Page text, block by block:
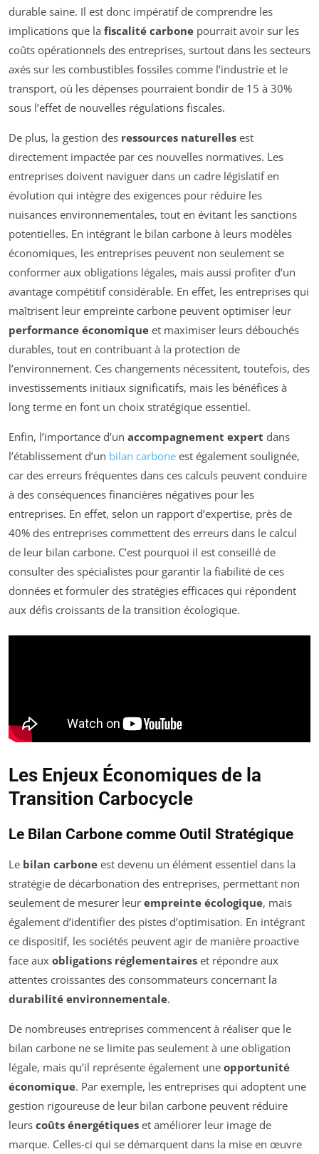
durable saine. Il est donc impératif de comprendre les
implications que la fiscalité carbone pourrait avoir sur les
coûts opérationnels des entreprises, surtout dans les secteurs
axés sur les combustibles fossiles comme l’industrie et le
transport, où les dépenses pourraient bondir de 15 à 30%
sous l’effet de nouvelles régulations fiscales.
De plus, la gestion des ressources naturelles est
directement impactée par ces nouvelles normatives. Les
entreprises doivent naviguer dans un cadre législatif en
évolution qui intègre des exigences pour réduire les
nuisances environnementales, tout en évitant les sanctions
potentielles. En intégrant le bilan carbone à leurs modèles
économiques, les entreprises peuvent non seulement se
conformer aux obligations légales, mais aussi profiter d’un
avantage compétitif considérable. En effet, les entreprises qui
maîtrisent leur empreinte carbone peuvent optimiser leur
performance économique et maximiser leurs débouchés
durables, tout en contribuant à la protection de
l’environnement. Ces changements nécessitent, toutefois, des
investissements initiaux significatifs, mais les bénéfices à
long terme en font un choix stratégique essentiel.
Enfin, l’importance d’un accompagnement expert dans
l’établissement d’un bilan carbone est également soulignée,
car des erreurs fréquentes dans ces calculs peuvent conduire
à des conséquences financières négatives pour les
entreprises. En effet, selon un rapport d’expertise, près de
40% des entreprises commettent des erreurs dans le calcul
de leur bilan carbone. C’est pourquoi il est conseillé de
consulter des spécialistes pour garantir la fiabilité de ces
données et formuler des stratégies efficaces qui répondent
aux défis croissants de la transition écologique.
Les Enjeux Économiques de la
Transition Carbocycle
Le Bilan Carbone comme Outil Stratégique
Le bilan carbone est devenu un élément essentiel dans la
stratégie de décarbonation des entreprises, permettant non
seulement de mesurer leur empreinte écologique, mais
également d’identifier des pistes d’optimisation. En intégrant
ce dispositif, les sociétés peuvent agir de manière proactive
face aux obligations réglementaires et répondre aux
attentes croissantes des consommateurs concernant la
durabilité environnementale.
De nombreuses entreprises commencent à réaliser que le
bilan carbone ne se limite pas seulement à une obligation
légale, mais qu’il représente également une opportunité
économique. Par exemple, les entreprises qui adoptent une
gestion rigoureuse de leur bilan carbone peuvent réduire
leurs coûts énergétiques et améliorer leur image de
marque. Celles-ci qui se démarquent dans la mise en œuvre